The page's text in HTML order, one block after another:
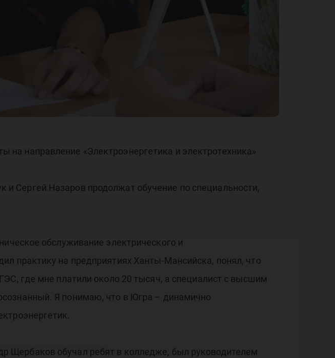
на направление «Электроэнергетика и электротехника»
Сергей Назаров продолжат обучение по специальности,
обслуживание электрического и
практику на предприятиях Ханты-Мансийска, понял, что
где мне платили около 20 тысяч, а специалист с высшим
Я понимаю, что в Югра – динамично
Щербаков обучал ребят в колледже, был руководителем